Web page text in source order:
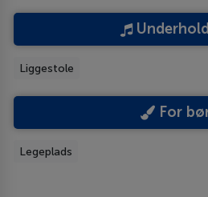
Liggestole
For
Legeplads